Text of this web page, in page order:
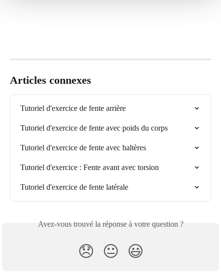
Articles connexes
Tutoriel d'exercice de fente arrière
Tutoriel d'exercice de fente avec poids du corps
Tutoriel d'exercice de fente avec haltères
Tutoriel d'exercice : Fente avant avec torsion
Tutoriel d'exercice de fente latérale
Avez-vous trouvé la réponse à votre question ?
😞 😐 😃